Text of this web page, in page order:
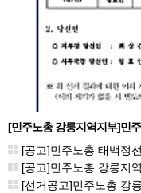
[민주노총 강릉지역지부]민
[공고]민주노총 태백정선지
[공고]민주노총 강릉지역지
[선거공고]민주노총 강릉지역지